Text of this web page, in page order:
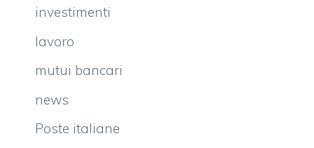
investimenti
lavoro
mutui bancari
news
Poste italiane